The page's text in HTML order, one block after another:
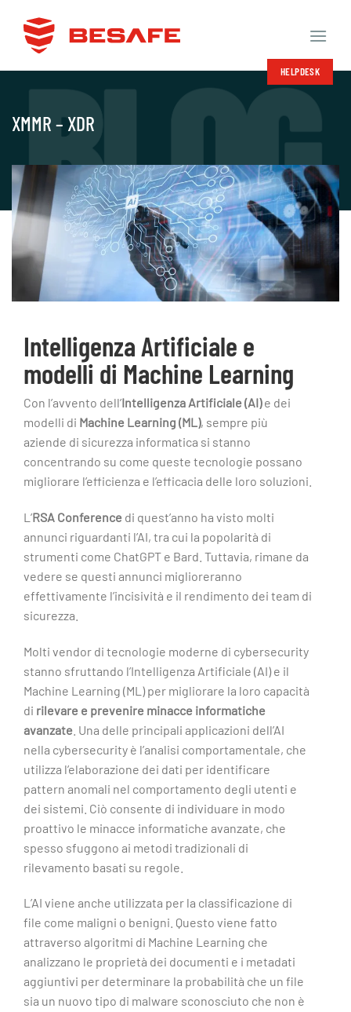
contenuti
HELPDESK
XMMR – XDR
Intelligenza Artificiale e
modelli di Machine Learning
Con l’avvento dell’Intelligenza Artificiale (AI)e dei
modelli di Machine Learning (ML), sempre più
aziende di sicurezza informatica si stanno
concentrando su come queste tecnologie possano
migliorare l’efficienza e l’efficacia delle loro soluzioni.
L’RSA Conference di quest’anno ha visto molti
annunci riguardanti l’AI, tra cui la popolarità di
strumenti come ChatGPT e Bard. Tuttavia, rimane da
vedere se questi annunci miglioreranno
effettivamente l’incisività e il rendimento dei team di
sicurezza.
Molti vendor di tecnologie moderne di cybersecurity
stanno sfruttando l’Intelligenza Artificiale (AI) e il
Machine Learning (ML) per migliorare la loro capacità
di rilevare e prevenire minacce informatiche
avanzate . Una delle principali applicazioni dell’AI
nella cybersecurity è l’analisi comportamentale, che
utilizza l’elaborazione dei dati per identificare
pattern anomali nel comportamento degli utenti e
dei sistemi. Ciò consente di individuare in modo
proattivo le minacce informatiche avanzate, che
spesso sfuggono ai metodi tradizionali di
rilevamento basati su regole.
L’AI viene anche utilizzata per la classificazione di
file come maligni o benigni. Questo viene fatto
attraverso algoritmi di Machine Learning che
analizzano le proprietà dei documenti e i metadati
aggiuntivi per determinare la probabilità che un file
sia un nuovo tipo di malware sconosciuto che non è